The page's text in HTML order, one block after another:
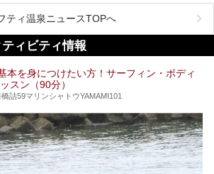
目線で紹介していきます！
市内にはスーパー銭湯や日帰り温泉が多く、「どこに
な？」と悩んでしまう方も多いと思います。
記事を参考にして「キャナル・リゾート」に出かけ
はいかがでしょうか？
ティ温泉ニュースTOPへ
ィビティ情報
本を身につけたい方！サーフィン・ボディ
スン（90分）
詰59マリンシャトウYAMAMI101